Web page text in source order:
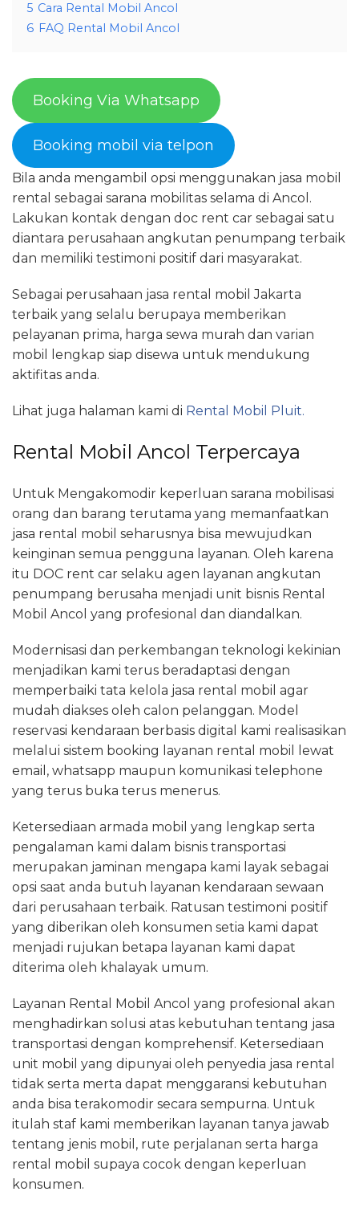
5 Cara Rental Mobil Ancol
6 FAQ Rental Mobil Ancol
Booking Via Whatsapp
Booking mobil via telpon
Bila anda mengambil opsi menggunakan jasa mobil
rental sebagai sarana mobilitas selama di Ancol.
Lakukan kontak dengan doc rent car sebagai satu
diantara perusahaan angkutan penumpang terbaik
dan memiliki testimoni positif dari masyarakat.
Sebagai perusahaan jasa rental mobil Jakarta
terbaik yang selalu berupaya memberikan
pelayanan prima, harga sewa murah dan varian
mobil lengkap siap disewa untuk mendukung
aktifitas anda.
Lihat juga halaman kami di Rental Mobil Pluit.
Rental Mobil Ancol Terpercaya
Untuk Mengakomodir keperluan sarana mobilisasi
orang dan barang terutama yang memanfaatkan
jasa rental mobil seharusnya bisa mewujudkan
keinginan semua pengguna layanan. Oleh karena
itu DOC rent car selaku agen layanan angkutan
penumpang berusaha menjadi unit bisnis Rental
Mobil Ancol yang profesional dan diandalkan.
Modernisasi dan perkembangan teknologi kekinian
menjadikan kami terus beradaptasi dengan
memperbaiki tata kelola jasa rental mobil agar
mudah diakses oleh calon pelanggan. Model
reservasi kendaraan berbasis digital kami realisasikan
melalui sistem booking layanan rental mobil lewat
email, whatsapp maupun komunikasi telephone
yang terus buka terus menerus.
Ketersediaan armada mobil yang lengkap serta
pengalaman kami dalam bisnis transportasi
merupakan jaminan mengapa kami layak sebagai
opsi saat anda butuh layanan kendaraan sewaan
dari perusahaan terbaik. Ratusan testimoni positif
yang diberikan oleh konsumen setia kami dapat
menjadi rujukan betapa layanan kami dapat
diterima oleh khalayak umum.
Layanan Rental Mobil Ancol yang profesional akan
menghadirkan solusi atas kebutuhan tentang jasa
transportasi dengan komprehensif. Ketersediaan
unit mobil yang dipunyai oleh penyedia jasa rental
tidak serta merta dapat menggaransi kebutuhan
anda bisa terakomodir secara sempurna. Untuk
itulah staf kami memberikan layanan tanya jawab
tentang jenis mobil, rute perjalanan serta harga
rental mobil supaya cocok dengan keperluan
konsumen.